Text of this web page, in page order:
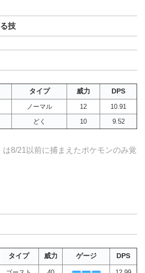
技
タイプ 威力 DPS
ノーマル 12
10.91
どく 10 9.52
8/21以前に捕まえたポケモンのみ覚
タイプ 威力 ゲージ DPS